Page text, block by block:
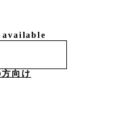
向け